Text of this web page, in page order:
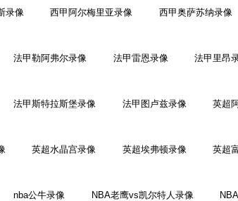
录像 西甲阿尔梅里亚录像 西甲奥萨苏纳录像
法甲勒阿弗尔录像 法甲雷恩录像 法甲里昂
法甲斯特拉斯堡录像 法甲图卢兹录像 英超
英超水晶宫录像 英超埃弗顿录像 英超
nba公牛录像 NBA老鹰vs凯尔特人录像